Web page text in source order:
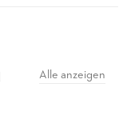
Alle anzeigen